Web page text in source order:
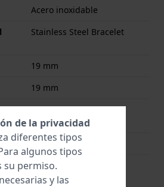
Acero inoxidable
Stainless Steel Bracelet
19 mm
19 mm
19 mm
Plateado
Cierre desplegable con
botones pulsadores
de la privacidad
diferentes tipos
algunos tipos
su permiso.
y las